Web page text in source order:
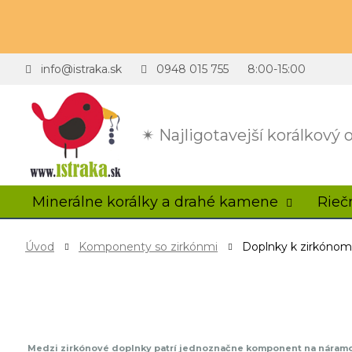
✴ Najligotavejší korálkový
info@istraka.sk 0948 015 755 8:00-15:00
Minerálne korálky a drahé kamene
Úvod Komponenty so zirkónmi Doplnky k zirkónom
Medzi zirkónové doplnky patrí jednoznačne komponent na